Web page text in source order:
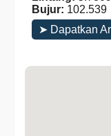
Bujur: 102.539
➤ Dapatkan